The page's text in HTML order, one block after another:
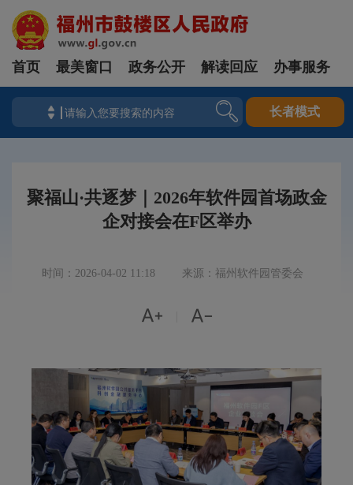
首页 最美窗口 政务公开 解读回应 办事服务
长者模式
聚福山·共逐梦｜2026年软件园首场政金
企对接会在F区举办
时间：2026-04-02 11:18 来源：福州软件园管委会
 